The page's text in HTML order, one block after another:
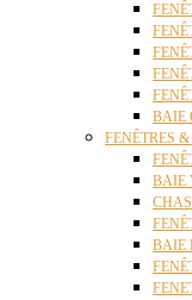
BAIE
FENÊTRES
BAIE
BAIE